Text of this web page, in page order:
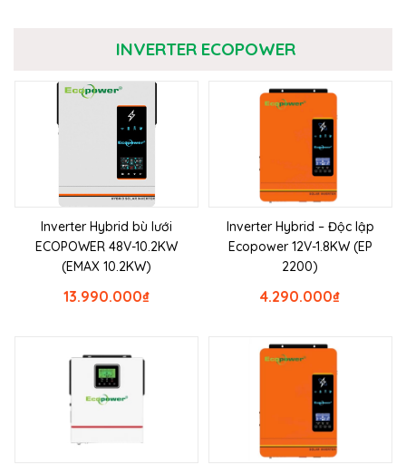
INVERTER ECOPOWER
Inverter Hybrid bù lưới
ECOPOWER 48V-10.2KW
(EMAX 10.2KW)
₫
13.990.000
Inverter Hybrid – Độc lập
Ecopower 12V-1.8KW (EP
2200)
₫
4.290.000